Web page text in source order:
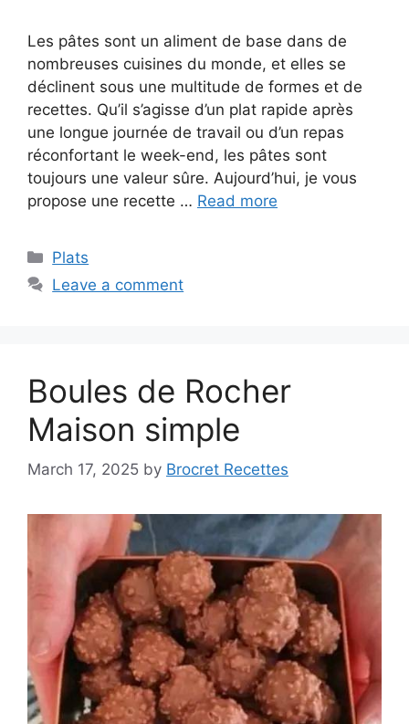
Les pâtes sont un aliment de base dans de
nombreuses cuisines du monde, et elles se
déclinent sous une multitude de formes et de
recettes. Qu’il s’agisse d’un plat rapide après
une longue journée de travail ou d’un repas
réconfortant le week-end, les pâtes sont
toujours une valeur sûre. Aujourd’hui, je vous
propose une recette … Read more
Categories
Plats
Leave a comment
Boules de Rocher
Maison simple
March 17, 2025 by Brocret Recettes